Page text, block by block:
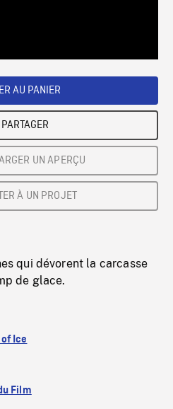
AU PANIER
PARTAGER
UN APERÇU
À UN PROJET
qui dévorent la carcasse
de glace.
of Ice
Film